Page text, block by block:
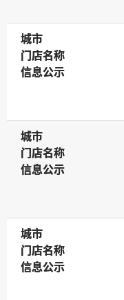
城市
城市
门店名称
门店名称
信息公示
信息公示
城市
城市
门店名称
门店名称
信息公示
信息公示
城市
城市
门店名称
门店名称
信息公示
信息公示